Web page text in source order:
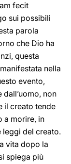
fecit
sui possibili
parola
che Dio ha
questa
nella
evento,
non
il creato tende
a morire, in
leggi del creato.
vita dopo la
spiega più